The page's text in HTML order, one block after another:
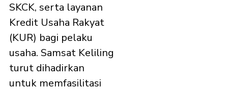
SKCK, serta layanan
Kredit Usaha Rakyat
(KUR) bagi pelaku
usaha. Samsat Keliling
turut dihadirkan
untuk memfasilitasi